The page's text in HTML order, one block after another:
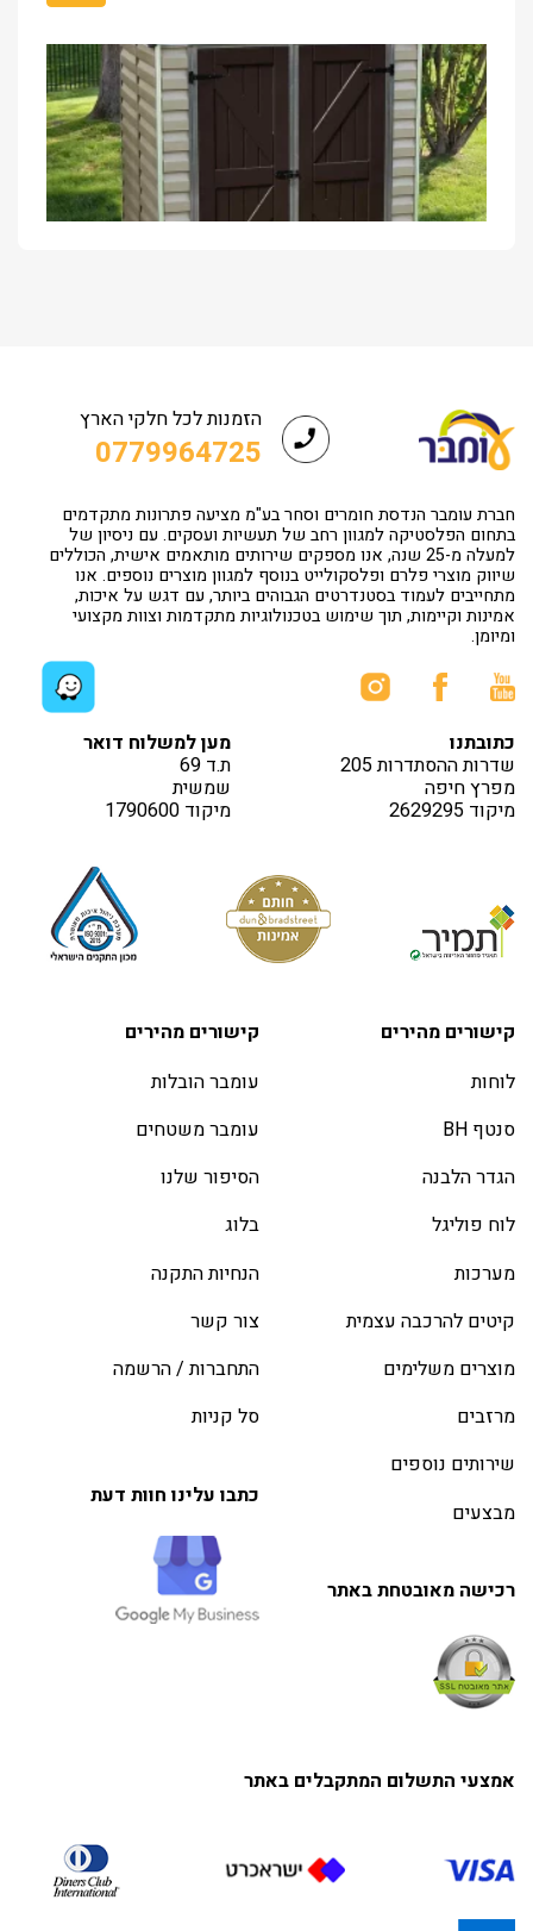
הזמנות לכל חלקי הארץ
0779964725
חברת עומבר הנדסת חומרים וסחר בע"מ מציעה פתרונות מתקדמים
בתחום הפלסטיקה למגוון רחב של תעשיות ועסקים. עם ניסיון של
למעלה מ-25 שנה, אנו מספקים שירותים מותאמים אישית, הכוללים
שיווק מוצרי פלרם ופלסקולייט בנוסף למגוון מוצרים נוספים. אנו
מתחייבים לעמוד בסטנדרטים הגבוהים ביותר, עם דגש על איכות,
אמינות וקיימות, תוך שימוש בטכנולוגיות מתקדמות וצוות מקצועי
ומיומן.
כתובתנו
שדרות ההסתדרות 205
מפרץ חיפה
מיקוד 2629295
מען למשלוח דואר
ת.ד 69
שמשית
מיקוד 1790600
קישורים מהירים
לוחות
סנטף BH
הגדר הלבנה
לוח פוליגל
מערכות
קיטים להרכבה עצמית
מוצרים משלימים
מרזבים
שירותים נוספים
מבצעים
רכישה מאובטחת באתר
קישורים מהירים
עומבר הובלות
עומבר משטחים
הסיפור שלנו
בלוג
הנחיות התקנה
צור קשר
התחברות / הרשמה
סל קניות
כתבו עלינו חוות דעת
אמצעי התשלום המתקבלים באתר